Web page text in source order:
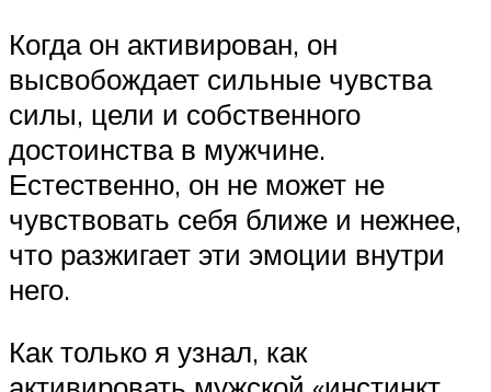
Когда он активирован, он
высвобождает сильные чувства
силы, цели и собственного
достоинства в мужчине.
Естественно, он не может не
чувствовать себя ближе и нежнее,
что разжигает эти эмоции внутри
него.
Как только я узнал, как